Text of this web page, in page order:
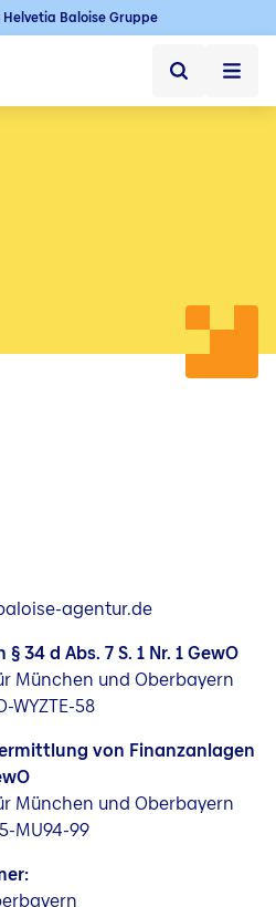
Helvetia Baloise Gruppe
agentur.de
34 d Abs. 7 S. 1 Nr. 1 GewO
München und Oberbayern
WYZTE-58
von Finanzanlagen
München und Oberbayern
MU94-99